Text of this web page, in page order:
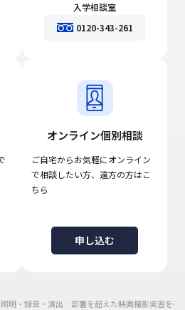
入学相談室
0120-343-261
オンライン個別相談
ご自宅からお気軽にオンライン
で相談したい方、遠方の方はこ
ちら
申し込む
明・録音・演出…部署を超えた映画撮影実習を行